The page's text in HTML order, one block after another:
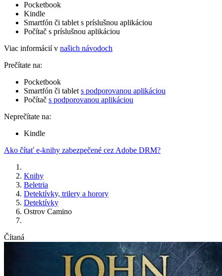
Pocketbook
Kindle
Smartfón či tablet s príslušnou aplikáciou
Počítač s príslušnou aplikáciou
Viac informácií v našich návodoch
Prečítate na:
Pocketbook
Smartfón či tablet s podporovanou aplikáciou
Počítač s podporovanou aplikáciou
Neprečítate na:
Kindle
Ako čítať e-knihy zabezpečené cez Adobe DRM?
Knihy
Beletria
Detektívky, trilery a horory
Detektívky
Ostrov Camino
Čítaná